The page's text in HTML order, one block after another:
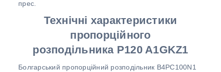
прес.
Технічні характеристики
пропорційного
розподільника P120 A1GKZ1
Болгарський пропорційний розподільник B4PC100N1